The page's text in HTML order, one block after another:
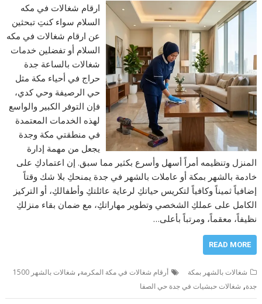
ارقام شغالات في مكه
السلام سواء كنتِ تبحثين
عن ارقام شغالات في مكه
السلام أو تفضلين خدمات
شغالات بالساعة جدة
حراج في أحياء مكة مثل
حي الرصيفة وحي كدي،
فإن التوفر الكبير والواسع
لهذه الخدمات المعتمدة
في منطقتي مكة وجدة
يجعل من مهمة إدارة
المنزل وتنظيمه أمراً أسهل وأسرع بكثير مما سبق. إن اعتمادكِ على
خادمة بالشهر بمكة أو عاملات بالشهر في جدة يمنحكِ بلا شك وقتاً
إضافياً ثميناً وكافياً لتكريس حياتكِ لرعاية عائلتكِ وأطفالكِ، أو التركيز
الكامل على عملكِ الشخصي وتطوير مهاراتكِ، مع ضمان بقاء منزلكِ
نظيفاً، معقماً، ومرتباً بأعلى…
READ MORE
شغالات بالشهر بمكة أرقام شغالات في مكة المكرمة,
شغالات بالشهر 1500
جدة, شغالات حبشيات في جدة حي الصفا